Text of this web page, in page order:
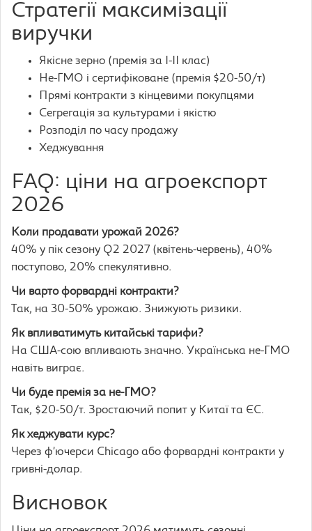
Стратегії максимізації
виручки
Якісне зерно (премія за I-II клас)
Не-ГМО і сертифіковане (премія $20-50/т)
Прямі контракти з кінцевими покупцями
Сегрегація за культурами і якістю
Розподіл по часу продажу
Хеджування
FAQ: ціни на агроекспорт
2026
Коли продавати урожай 2026?
40% у пік сезону Q2 2027 (квітень-червень), 40%
поступово, 20% спекулятивно.
Чи варто форвардні контракти?
Так, на 30-50% урожаю. Знижують ризики.
Як впливатимуть китайські тарифи?
На США-сою впливають значно. Українська не-ГМО
навіть виграє.
Чи буде премія за не-ГМО?
Так, $20-50/т. Зростаючий попит у Китаї та ЄС.
Як хеджувати курс?
Через ф’ючерси Chicago або форвардні контракти у
гривні-долар.
Висновок